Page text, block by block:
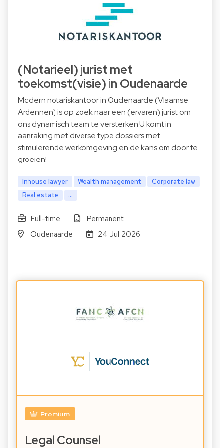
(Notarieel) jurist met
toekomst(visie) in Oudenaarde
Modern notariskantoor in Oudenaarde (Vlaamse
Ardennen) is op zoek naar een (ervaren) jurist om
ons dynamisch team te versterken U komt in
aanraking met diverse type dossiers met
stimulerende werkomgeving en de kans om door te
groeien!
Inhouse lawyer Wealth management
Corporate law
Real estate
...
Full-time
Permanent
Oudenaarde
24 Jul 2026
Premium
Legal Counsel